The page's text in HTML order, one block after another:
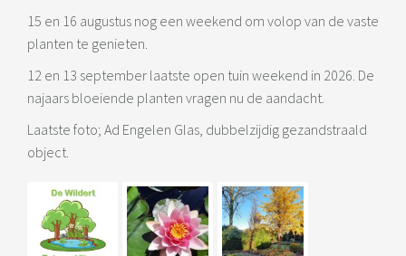
15 en 16 augustus nog een weekend om volop van de vaste
planten te genieten.
12 en 13 september laatste open tuin weekend in 2026. De
najaars bloeiende planten vragen nu de aandacht.
Laatste foto; Ad Engelen Glas, dubbelzijdig gezandstraald
object.